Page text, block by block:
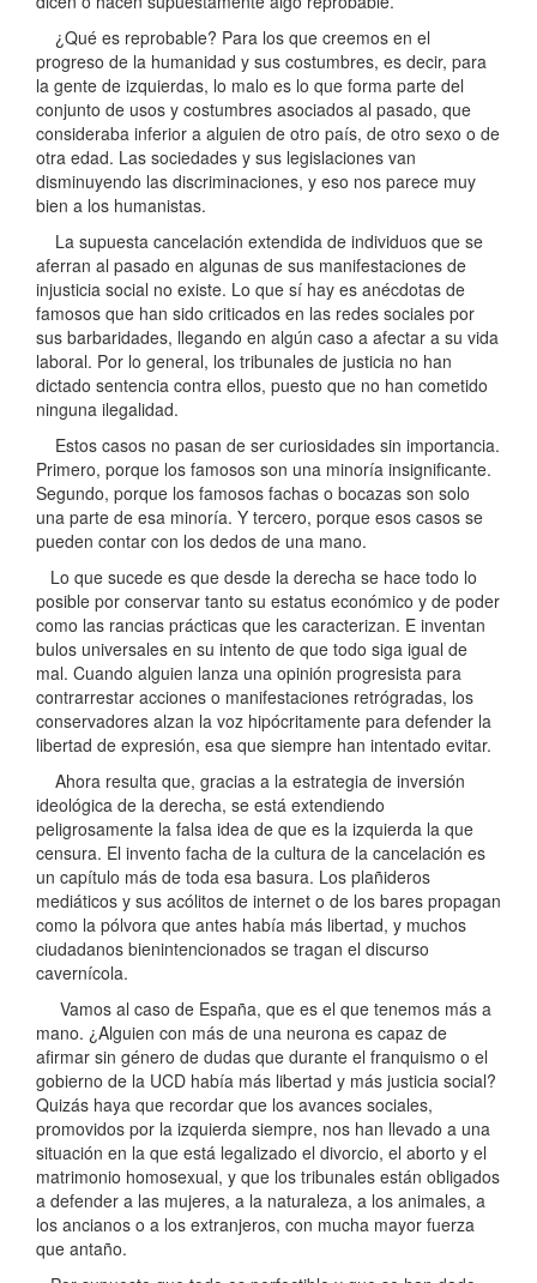
¿Qué es reprobable? Para los que creemos en el
progreso de la humanidad y sus costumbres, es decir, para
la gente de izquierdas, lo malo es lo que forma parte del
conjunto de usos y costumbres asociados al pasado, que
consideraba inferior a alguien de otro país, de otro sexo o de
otra edad. Las sociedades y sus legislaciones van
disminuyendo las discriminaciones, y eso nos parece muy
bien a los humanistas.
La supuesta cancelación extendida de individuos que se
aferran al pasado en algunas de sus manifestaciones de
injusticia social no existe. Lo que sí hay es anécdotas de
famosos que han sido criticados en las redes sociales por
sus barbaridades, llegando en algún caso a afectar a su vida
laboral. Por lo general, los tribunales de justicia no han
dictado sentencia contra ellos, puesto que no han cometido
ninguna ilegalidad.
Estos casos no pasan de ser curiosidades sin importancia.
Primero, porque los famosos son una minoría insignificante.
Segundo, porque los famosos fachas o bocazas son solo
una parte de esa minoría. Y tercero, porque esos casos se
pueden contar con los dedos de una mano.
Lo que sucede es que desde la derecha se hace todo lo
posible por conservar tanto su estatus económico y de poder
como las rancias prácticas que les caracterizan. E inventan
bulos universales en su intento de que todo siga igual de
mal. Cuando alguien lanza una opinión progresista para
contrarrestar acciones o manifestaciones retrógradas, los
conservadores alzan la voz hipócritamente para defender la
libertad de expresión, esa que siempre han intentado evitar.
Ahora resulta que, gracias a la estrategia de inversión
ideológica de la derecha, se está extendiendo
peligrosamente la falsa idea de que es la izquierda la que
censura. El invento facha de la cultura de la cancelación es
un capítulo más de toda esa basura. Los plañideros
mediáticos y sus acólitos de internet o de los bares propagan
como la pólvora que antes había más libertad, y muchos
ciudadanos bienintencionados se tragan el discurso
cavernícola.
Vamos al caso de España, que es el que tenemos más a
mano. ¿Alguien con más de una neurona es capaz de
afirmar sin género de dudas que durante el franquismo o el
gobierno de la UCD había más libertad y más justicia social?
Quizás haya que recordar que los avances sociales,
promovidos por la izquierda siempre, nos han llevado a una
situación en la que está legalizado el divorcio, el aborto y el
matrimonio homosexual, y que los tribunales están obligados
a defender a las mujeres, a la naturaleza, a los animales, a
los ancianos o a los extranjeros, con mucha mayor fuerza
que antaño.